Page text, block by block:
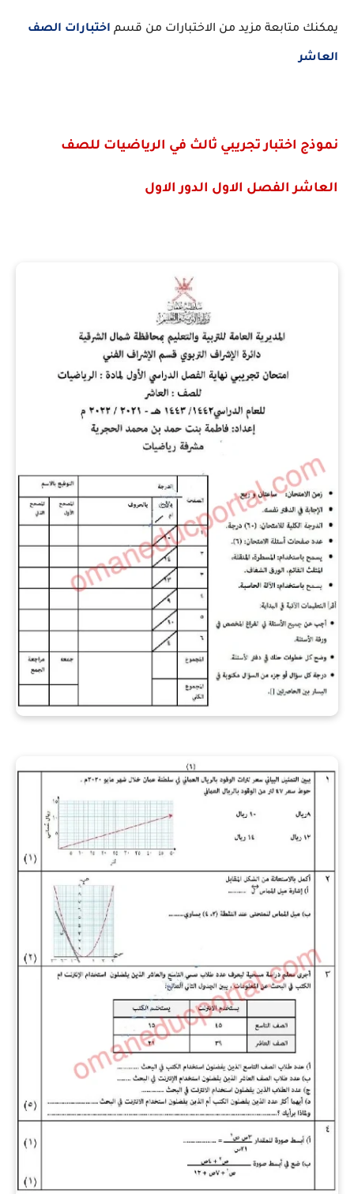
يمكنك متابعة مزيد من الاختبارات من قسم اختبارات الصف
العاشر
نموذج اختبار تجريبي ثالث في الرياضيات للصف
العاشر الفصل الاول الدور الاول